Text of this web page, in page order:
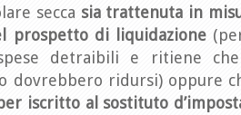
secca sia trattenuta in
prospetto di liquidazione
detraibili e ritiene
dovrebbero ridursi) oppure
iscritto al sostituto